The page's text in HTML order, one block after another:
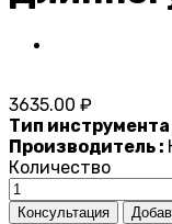
3635.00 ₽
Тип инструмента
Производитель :
Количество